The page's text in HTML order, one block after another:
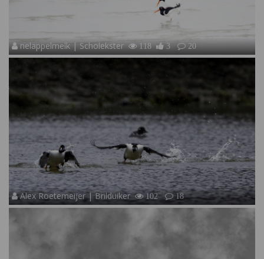
nelappelmelk | Scholekster 118 3 20
Alex Roetemeijer | Brilduiker 102 18